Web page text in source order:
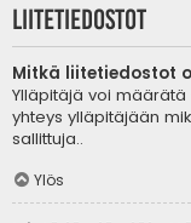
Liitetiedostot
Mitkä liitetiedostot
Ylläpitäjä voi
yhteys ylläpitäjään
sallittuja..
Ylös